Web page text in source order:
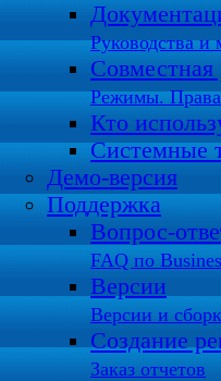
Руководства и
Совместная
Режимы. Права
Кто
Системные
Демо-версия
Поддержка
Вопрос-
FAQ по
Версии
Версии и
Создание
Заказ отчетов